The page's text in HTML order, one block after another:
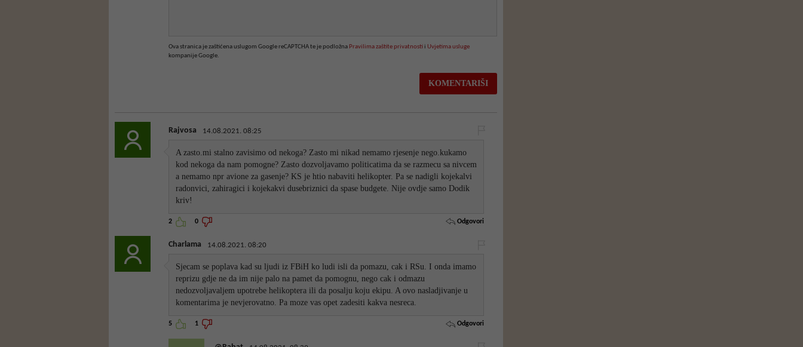
Ova stranica je zaštićena uslugom Google reCAPTCHA te je podložna Pravilima zaštite privatnostii Uvjetima usluge
kompanije Google.
Rajvosa 14.08.2021. 08:25
A zasto.mi stalno zavisimo od nekoga? Zasto mi nikad nemamo rjesenje nego.kukamo
kod nekoga da nam pomogne? Zasto dozvoljavamo politicatima da se razmecu sa nivcem
a nemamo npr avione za gasenje? KS je htio nabaviti helikopter. Pa se nadigli kojekalvi
radonvici, zahiragici i kojekakvi dusebriznici da spase budgete. Nije ovdje samo Dodik
kriv!
2 0 Odgovori
Charlama 14.08.2021. 08:20
Sjecam se poplava kad su ljudi iz FBiH ko ludi isli da pomazu, cak i RSu. I onda imamo
reprizu gdje ne da im nije palo na pamet da pomognu, nego cak i odmazu
nedozvoljavaljem upotrebe helikoptera ili da posalju koju ekipu. A ovo nasladjivanje u
komentarima je nevjerovatno. Pa moze vas opet zadesiti kakva nesreca.
5 1 Odgovori